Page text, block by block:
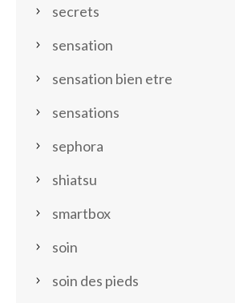
secrets
sensation
sensation bien etre
sensations
sephora
shiatsu
smartbox
soin
soin des pieds